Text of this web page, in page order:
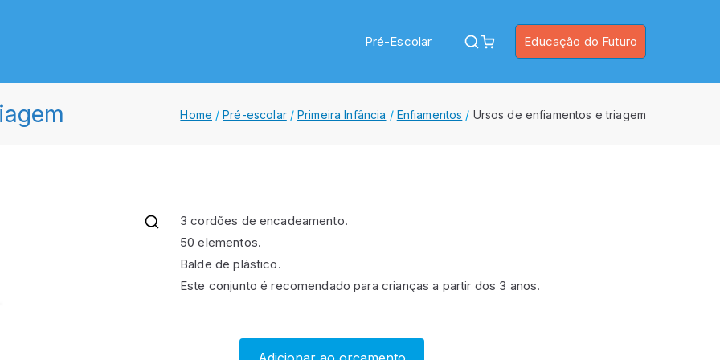
Pré-Escolar Educação do Futuro
Home Pré-escolar Primeira Infância Enfiamentos Ursos de enfiamentos e triagem
3 cordões de encadeamento.
50 elementos.
Balde de plástico.
Este conjunto é recomendado para crianças a partir dos 3 anos.